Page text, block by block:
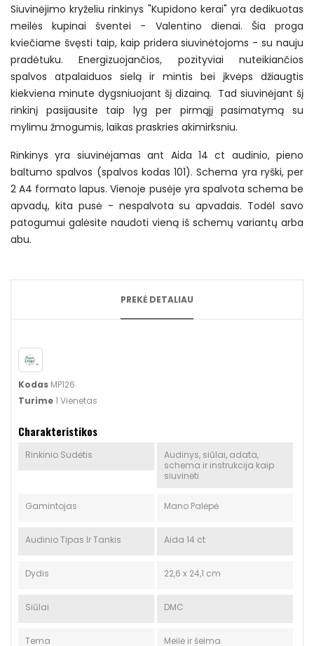
Siuvinėjimo kryželiu rinkinys "Kupidono kerai" yra dedikuotas
meilės kupinai šventei - Valentino dienai. Šia proga
kviečiame švęsti taip, kaip pridera siuvinėtojoms - su nauju
pradėtuku. Energizuojančios, pozityviai nuteikiančios
spalvos atpalaiduos sielą ir mintis bei įkvėps džiaugtis
kiekviena minute dygsniuojant šį dizainą. Tad siuvinėjant šį
rinkinį pasijausite taip lyg per pirmąjį pasimatymą su
mylimu žmogumis, laikas praskries akimirksniu.
Rinkinys yra siuvinėjamas ant Aida 14 ct audinio, pieno
baltumo spalvos (spalvos kodas 101). Schema yra ryški, per
2 A4 formato lapus. Vienoje pusėje yra spalvota schema be
apvadų, kita pusė - nespalvota su apvadais. Todėl savo
patogumui galėsite naudoti vieną iš schemų variantų arba
abu.
PREKĖ DETALIAU
Kodas MP126
Turime1 Vienetas
Charakteristikos
Rinkinio Sudėtis
Audinys, siūlai, adata,
schema ir instrukcija kaip
siuvinėti
Gamintojas Mano Palėpė
Audinio Tipas Ir Tankis Aida 14 ct
Dydis 22,6 x 24,1 cm
Siūlai DMC
Tema Meilė ir šeima